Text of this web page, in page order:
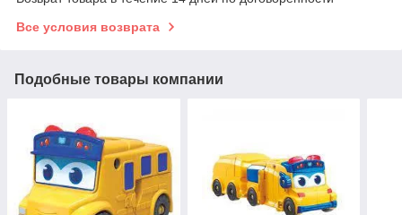
Все условия возврата
Подобные товары компании